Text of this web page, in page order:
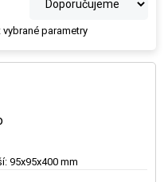
vybrané parametry
95x95x400 mm